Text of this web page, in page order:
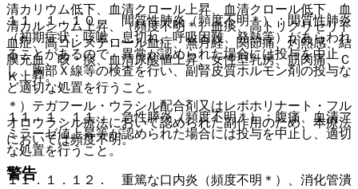
清カリウム低下、血清クロール上昇、血清クロール低下、血
清カルシウム上昇、（頻度不明＊）血痰、高トリグリセリド
血症、高コレステロール血症、無月経、関節痛、灼熱感、結
膜充血、咳・痰、血清尿酸値上昇、女性型乳房、筋肉痛、Ｃ
Ｋ上昇。
＊）テガフール・ウラシル配合剤又はレボホリナート・フル
オロウラシル療法において認められた副作用のため、本療法
においては頻度不明。
警告
１１．１．１０． 間質性肺炎（頻度不明＊）：間質性肺炎
（初期症状：咳嗽、息切れ、呼吸困難、発熱等）があらわれ
ることがあるので、異常が認められた場合には投与を中止
し、胸部Ｘ線等の検査を行い、副腎皮質ホルモン剤の投与な
ど適切な処置を行うこと。
１１．１．１１． 急性膵炎（頻度不明＊）：腹痛、血清ア
ミラーゼ値上昇等が認められた場合には投与を中止し、適切
な処置を行うこと。
１１．１．１２． 重篤な口内炎（頻度不明＊）、消化管潰